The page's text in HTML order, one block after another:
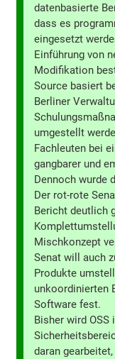
datenbasierte
dass es
eingesetzt
Einführung von
Modifikation
Source basiert
Berliner
umgestellt
Fachleuten bei
gangbarer und
Dennoch wurde
Der rot-rote
Bericht deutlich
Mischkonzept
Senat will auch
Produkte
unkoordinierten
Software fest.
Bisher wird OSS
daran